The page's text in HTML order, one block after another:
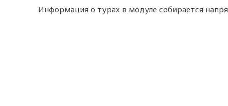
Информация о турах в модуле собирается